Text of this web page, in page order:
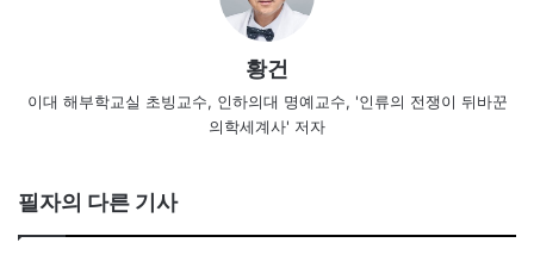
황건
이대 해부학교실 초빙교수, 인하의대 명예교수, '인류의 전쟁이 뒤바꾼
의학세계사' 저자
필자의 다른 기사